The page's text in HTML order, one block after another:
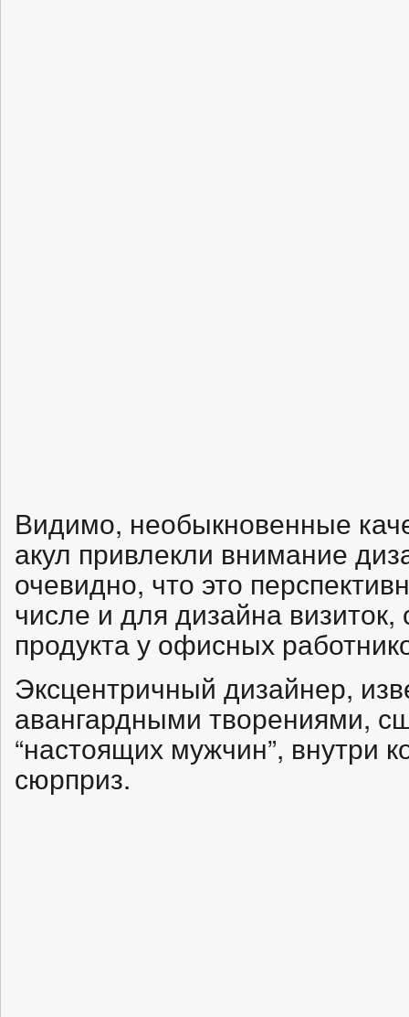
Видимо, необыкновенные
акул привлекли внимание
очевидно, что это
числе и для дизайна визиток,
продукта у офисных
Эксцентричный дизайнер,
авангардными творениями,
“настоящих мужчин”, внутри
сюрприз.